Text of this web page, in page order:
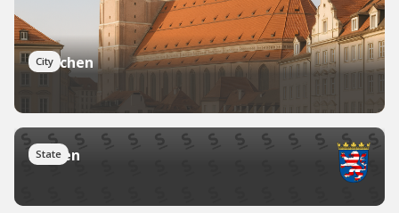
City
München
State
Hessen